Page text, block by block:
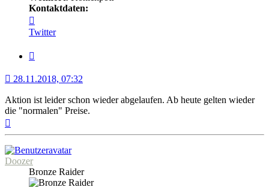
Kontaktdaten:
von
RamsesII
Twitter
28.11.2018, 07:32
Aktion ist leider schon wieder abgelaufen. Ab heute gelten wieder
die "normalen" Preise.
Doozer
Bronze Raider